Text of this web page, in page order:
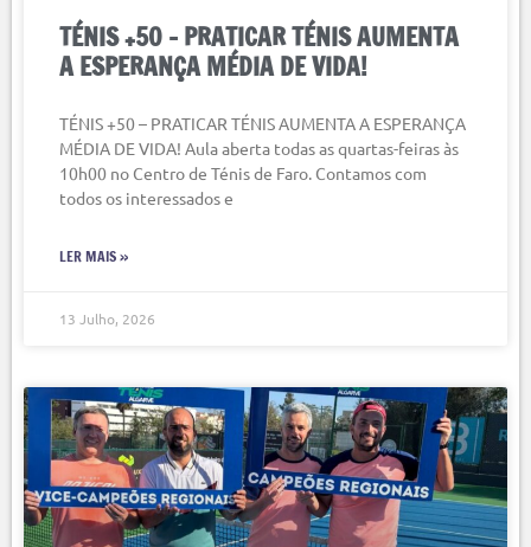
TÉNIS +50 – PRATICAR TÉNIS AUMENTA
A ESPERANÇA MÉDIA DE VIDA!
TÉNIS +50 – PRATICAR TÉNIS AUMENTA A ESPERANÇA
MÉDIA DE VIDA! Aula aberta todas as quartas-feiras às
10h00 no Centro de Ténis de Faro. Contamos com
todos os interessados e
LER MAIS »
13 Julho, 2026